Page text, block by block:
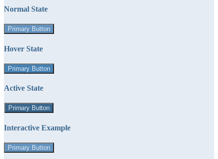
Normal State
Primary Button
Hover State
Primary Button
Active State
Primary Button
Interactive Example
Primary Button